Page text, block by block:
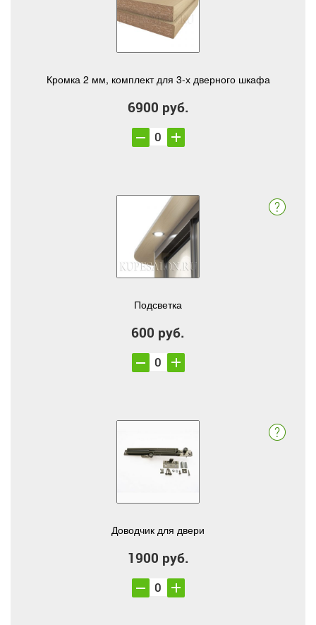
Кромка 2 мм, комплект для 3-х дверного шкафа
6900 руб.
Подсветка
600 руб.
Доводчик для двери
1900 руб.